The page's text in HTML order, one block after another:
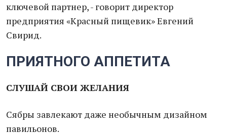
ключевой партнер, - говорит директор
предприятия «Красный пищевик» Евгений
Свирид.
ПРИЯТНОГО АППЕТИТА
СЛУШАЙ СВОИ ЖЕЛАНИЯ
Сябры завлекают даже необычным дизайном
павильонов.